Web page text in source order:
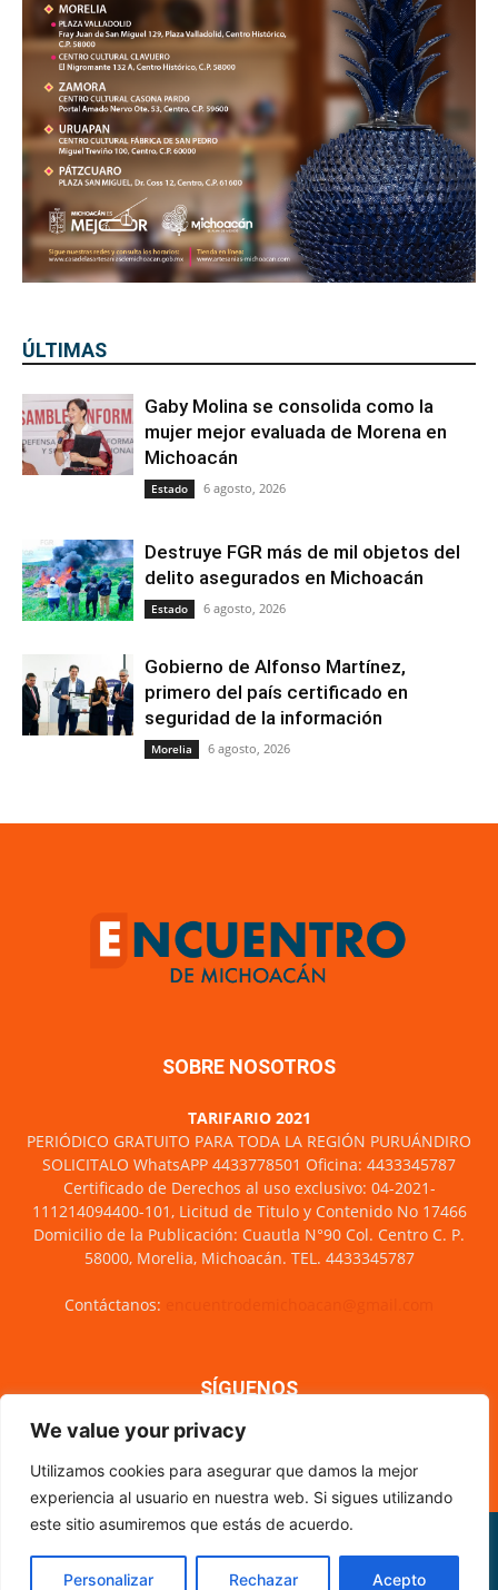
We value your privacy
Utilizamos cookies para asegurar que damos la mejor
experiencia al usuario en nuestra web. Si sigues utilizando
este sitio asumiremos que estás de acuerdo.
Personalizar Rechazar Acepto
ÚLTIMAS
Gaby Molina se consolida como la
mujer mejor evaluada de Morena en
Michoacán
Estado 6 agosto, 2026
Destruye FGR más de mil objetos del
delito asegurados en Michoacán
Estado 6 agosto, 2026
Gobierno de Alfonso Martínez,
primero del país certificado en
seguridad de la información
Morelia 6 agosto, 2026
SOBRE NOSOTROS
TARIFARIO 2021
PERIÓDICO GRATUITO PARA TODA LA REGIÓN PURUÁNDIRO
SOLICITALO WhatsAPP 4433778501 Oficina: 4433345787
Certificado de Derechos al uso exclusivo: 04-2021-
111214094400-101, Licitud de Titulo y Contenido No 17466
Domicilio de la Publicación: Cuautla N°90 Col. Centro C. P.
58000, Morelia, Michoacán. TEL. 4433345787
Contáctanos:
SÍGUENOS
Nosotros
CÓDIGO DE ÉTICA PERIODÍSTICA
XML Sitemap